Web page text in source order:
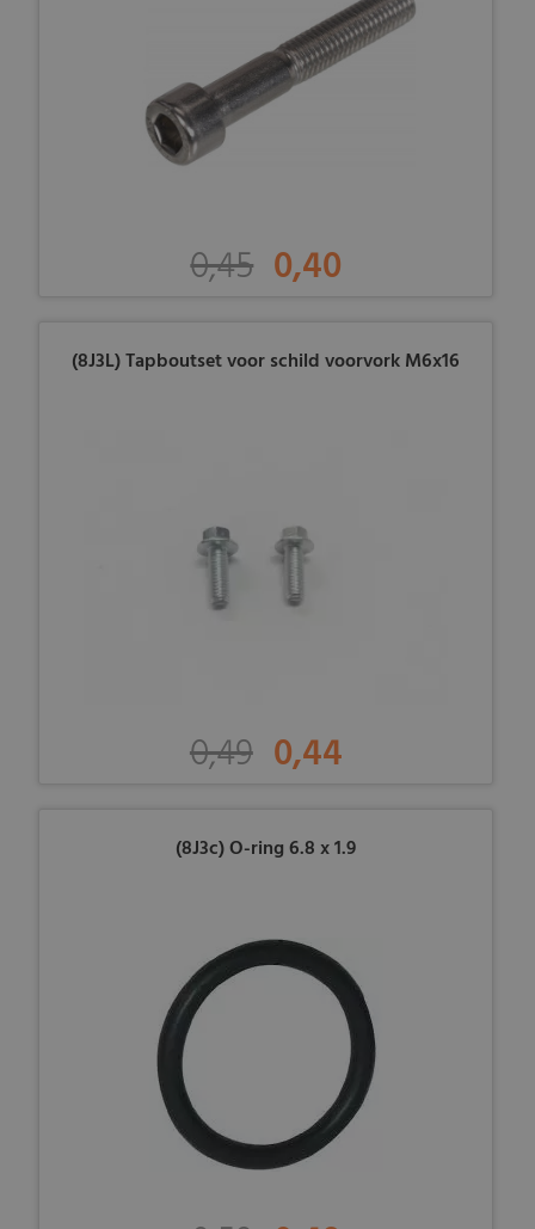
0,45 0,40
(8J3L) Tapboutset voor schild voorvork M6x16
0,49 0,44
(8J3c) O-ring 6.8 x 1.9